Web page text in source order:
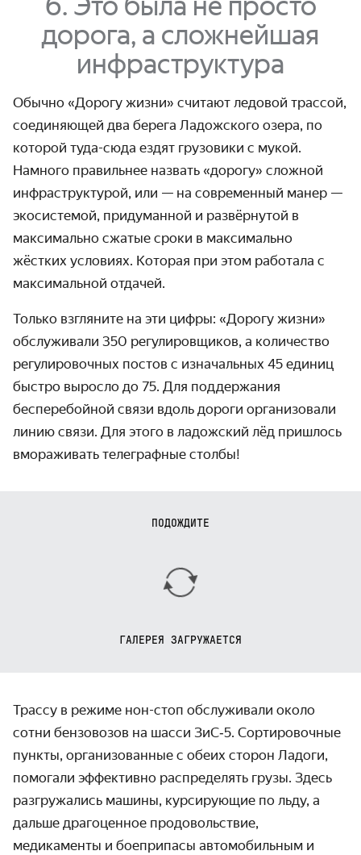
дорога, а сложнейшая
инфраструктура
Обычно «Дорогу жизни» считают ледовой трассой,
соединяющей два берега Ладожского озера, по
которой туда-сюда ездят грузовики с мукой.
Намного правильнее назвать «дорогу» сложной
инфра­структурой, или — на современный манер —
экосистемой, придуманной и развёрнутой в
максимально сжатые сроки в максимально
жёстких условиях. Которая при этом работала с
максимальной отдачей.
Только взгляните на эти цифры: «Дорогу жизни»
обслуживали 350 регулиров­щиков, а количество
регулиро­вочных постов с изначальных 45 единиц
быстро выросло до 75. Для поддер­жания
бесперебойной связи вдоль дороги организо­вали
линию связи. Для этого в ладожский лёд пришлось
вмораживать телеграфные столбы!
ПОДОЖДИТЕ
ГАЛЕРЕЯ ЗАГРУЖАЕТСЯ
Трассу в режиме нон-стоп обслуживали около
сотни бензовозов на шасси ЗиС‑5. Сортировочные
пункты, организо­ванные с обеих сторон Ладоги,
помогали эффективно распределять грузы. Здесь
разгружались машины, курсирующие по льду, а
дальше драгоценное продоволь­ствие,
медикаменты и боеприпасы авто­мобильным и